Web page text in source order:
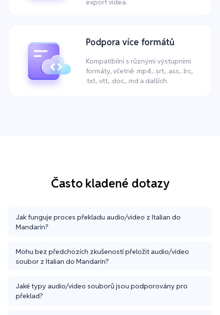
export videa.
Podpora více formátů
Kompatibilní s různými výstupními
formáty, včetně .mp4, .srt, .ass, .lrc,
.txt, .vtt, .doc, .md a dalších.
Často kladené dotazy
Jak funguje proces překladu audio/video z Italian do
Mandarin?
Mohu bez předchozích zkušeností přeložit audio/video
soubor z Italian do Mandarin?
Jaké typy audio/video souborů jsou podporovány pro
překlad?